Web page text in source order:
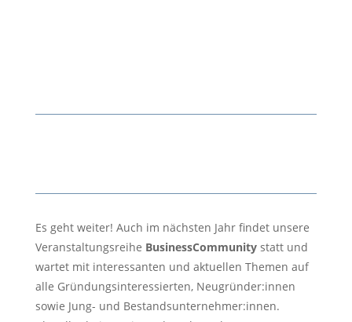
Es geht weiter! Auch im nächsten Jahr findet unsere
Veranstaltungsreihe BusinessCommunitystatt und
wartet mit interessanten und aktuellen Themen auf
alle Gründungsinteressierten, Neugründer:innen
sowie Jung- und Bestandsunternehmer:innen.